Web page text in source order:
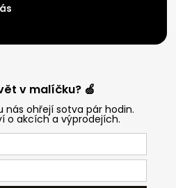
v malíčku? 🍏
nás ohřejí sotva pár hodin.
o akcích a výprodejích.